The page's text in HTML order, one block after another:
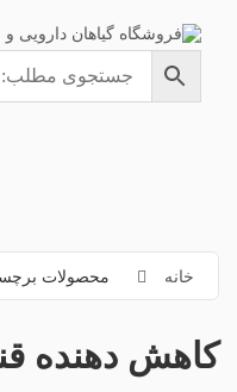
خانه محصولات
کاهش دهنده